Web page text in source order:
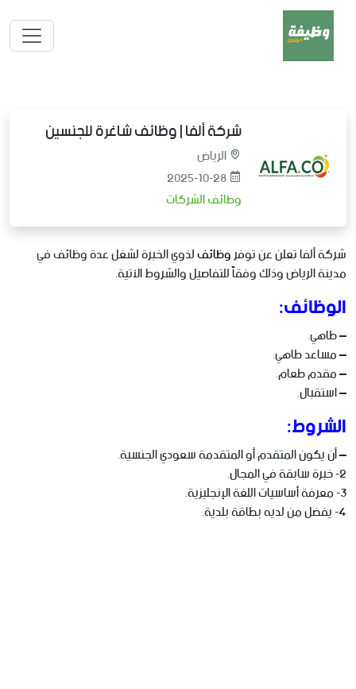
شركة ألفا | وظائف شاغرة للجنسين
الرياض
2025-10-28
وظائف الشركات
شركة ألفا تعلن عن توفروظائفلذوي الخبرة لشغل عدة وظائف في
مدينة الرياض وذلك وفقاً للتفاصيل والشروط الآتية.
الوظائف:
– طاهي.
– مساعد طاهي.
– مقدم طعام.
– استقبال.
الشروط:
– أن يكون المتقدم أو المتقدمة سعودي الجنسية.
2- خبرة سابقة في المجال.
3- معرفة أساسيات اللغة الإنجليزية.
4- يفضل من لديه بطاقة بلدية.